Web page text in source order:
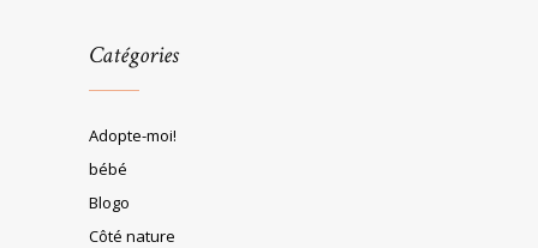
Catégories
Adopte-moi!
bébé
Blogo
Côté nature